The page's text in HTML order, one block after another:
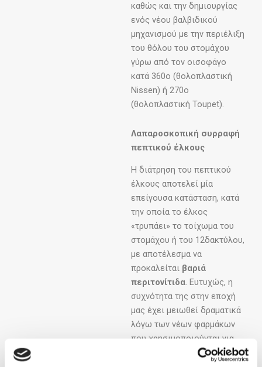
καθώς και την δημιουργίας
ενός νέου βαλβιδικού
μηχανισμού με την περιέλιξη
του θόλου του στομάχου
γύρω από τον οισοφάγο
κατά 360ο (θολοπλαστική
Nissen) ή 270ο
(θολοπλαστική Toupet).
Λαπαροσκοπική συρραφή
πεπτικού έλκους
Η διάτρηση του πεπτικού
έλκους αποτελεί μία
επείγουσα κατάσταση, κατά
την οποία το έλκος
«τρυπάει» το τοίχωμα του
στομάχου ή του 12δακτύλου,
με αποτέλεσμα να
προκαλείται βαριά
περιτονίτιδα. Ευτυχώς, η
συχνότητα της στην εποχή
μας έχει μειωθεί δραματικά
λόγω των νέων φαρμάκων
που χρησιμοποιούνται για
την αντιμετώπιση του